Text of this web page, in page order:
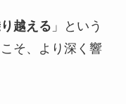
越える 」という
そ、より深く響